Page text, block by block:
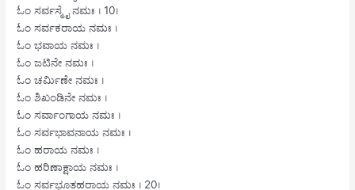
ಓಂ ಸರ್ವಸ್ಮೈ ನಮಃ । 10।
ಓಂ ಸರ್ವಕರಾಯ ನಮಃ ।
ಓಂ ಭವಾಯ ನಮಃ ।
ಓಂ ಜಟಿನೇ ನಮಃ ।
ಓಂ ಚರ್ಮಿಣೇ ನಮಃ ।
ಓಂ ಶಿಖಂಡಿನೇ ನಮಃ ।
ಓಂ ಸರ್ವಾಂಗಾಯ ನಮಃ ।
ಓಂ ಸರ್ವಭಾವನಾಯ ನಮಃ ।
ಓಂ ಹರಾಯ ನಮಃ ।
ಓಂ ಹರಿಣಾಕ್ಷಾಯ ನಮಃ ।
ಓಂ ಸರ್ವಭೂತಹರಾಯ ನಮಃ । 20।